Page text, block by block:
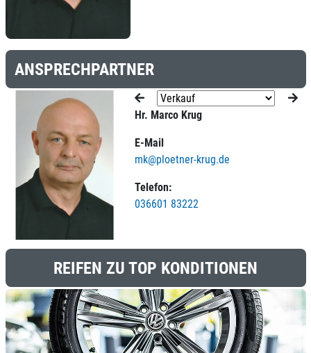
ANSPRECHPARTNER
Hr. Marco Krug
E-Mail
mk@ploetner-krug.de
Telefon:
036601 83222
REIFEN ZU TOP KONDITIONEN